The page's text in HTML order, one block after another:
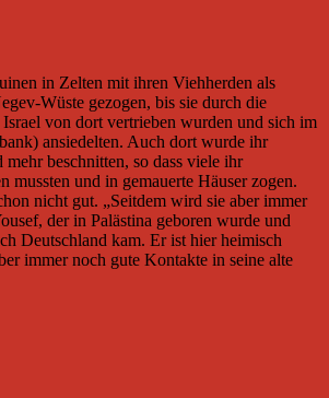
in Zelten mit ihren Viehherden als
Wüste gezogen, bis sie durch die
Israel von dort vertrieben wurden und sich im
ansiedelten. Auch dort wurde ihr
mehr beschnitten, so dass viele ihr
mussten und in gemauerte Häuser zogen.
nicht gut. „Seitdem wird sie aber immer
der in Palästina geboren wurde und
Deutschland kam. Er ist hier heimisch
immer noch gute Kontakte in seine alte